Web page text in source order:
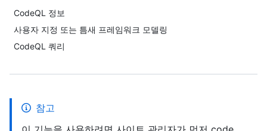
CodeQL 정보
사용자 지정 또는 틈새 프레임워크 모델링
CodeQL 쿼리
참고